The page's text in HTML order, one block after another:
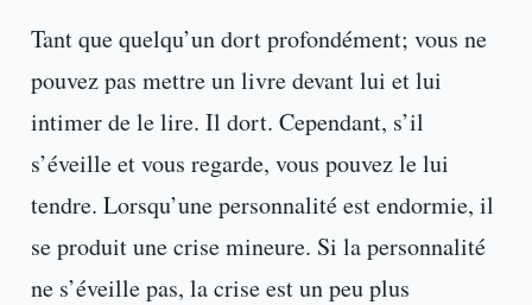
Tant que quelqu’un dort profondément; vous ne
pouvez pas mettre un livre devant lui et lui
intimer de le lire. Il dort. Cependant, s’il
s’éveille et vous regarde, vous pouvez le lui
tendre. Lorsqu’une personnalité est endormie, il
se produit une crise mineure. Si la personnalité
ne s’éveille pas, la crise est un peu plus